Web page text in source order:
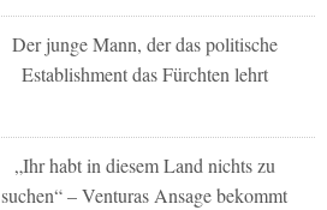
Der junge Mann, der das politische
Establishment das Fürchten lehrt
„Ihr habt in diesem Land nichts zu
suchen“ – Venturas Ansage bekommt